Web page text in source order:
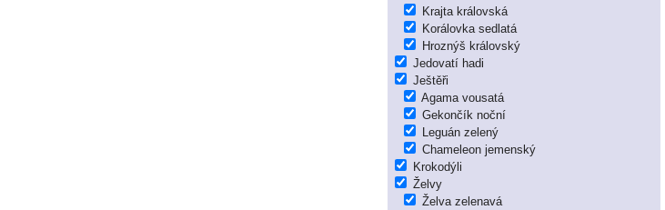
Krajta královská
Korálovka sedlatá
Hroznýš královský
Jedovatí hadi
Ještěři
Agama vousatá
Gekončík noční
Leguán zelený
Chameleon jemenský
Krokodýli
Želvy
Želva zelenavá